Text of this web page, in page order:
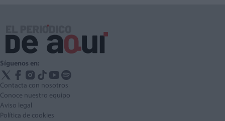
Síguenos en:
Contacta con nosotros
Conoce nuestro equipo
Aviso legal
Política de cookies